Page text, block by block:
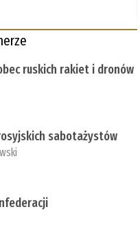
ruskich rakiet i dronów
sabotażystów